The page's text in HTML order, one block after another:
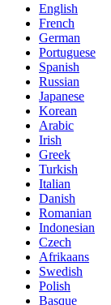
English
French
German
Portuguese
Spanish
Russian
Japanese
Korean
Arabic
Irish
Greek
Turkish
Italian
Danish
Romanian
Indonesian
Czech
Afrikaans
Swedish
Polish
Basque